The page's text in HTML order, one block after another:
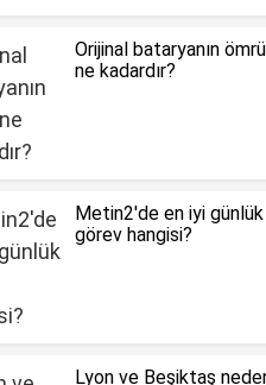
Orijinal bataryanın ömrü
ne kadardır?
Metin2'de en iyi günlük
görev hangisi?
Lyon ve Beşiktaş